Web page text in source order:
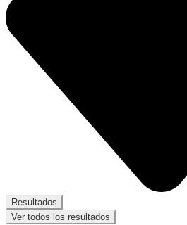
Resultados
Ver todos los resultados